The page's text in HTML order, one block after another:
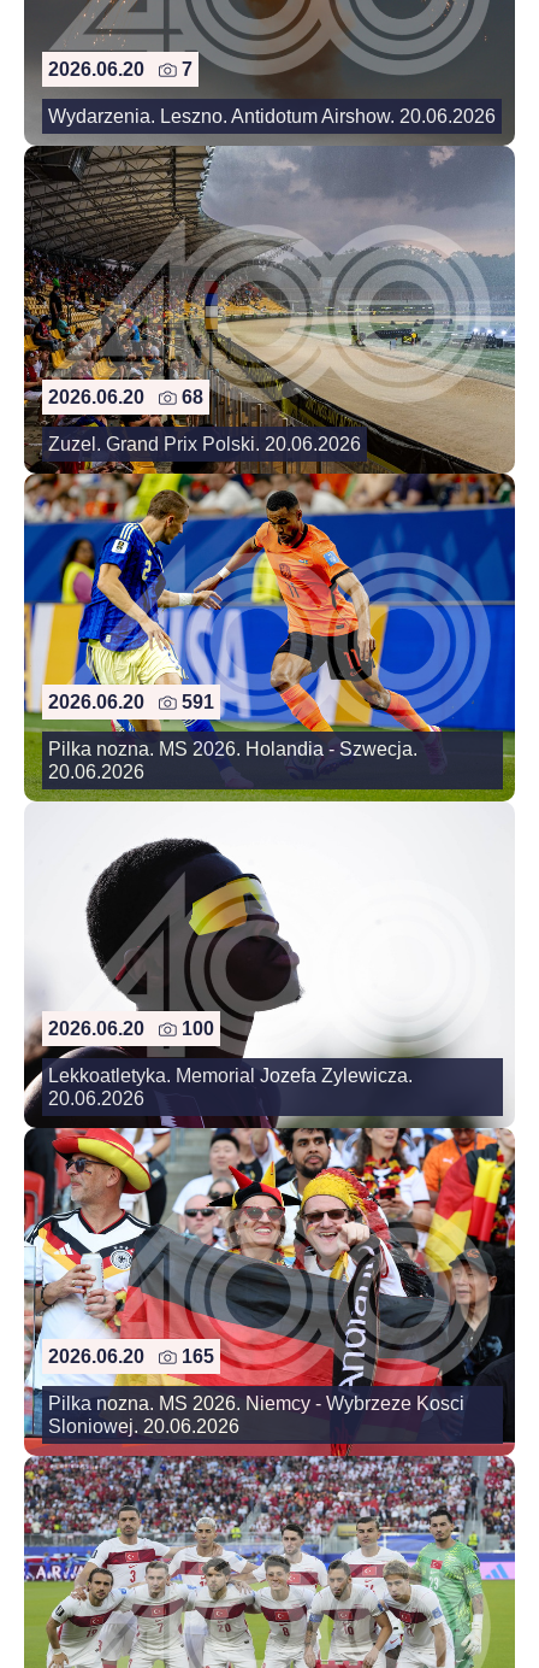
2026.06.20 7
Wydarzenia. Leszno. Antidotum Airshow. 20.06.2026
2026.06.20 68
Zuzel. Grand Prix Polski. 20.06.2026
2026.06.20 591
Pilka nozna. MS 2026. Holandia - Szwecja.
20.06.2026
2026.06.20 100
Lekkoatletyka. Memorial Jozefa Zylewicza.
20.06.2026
2026.06.20 165
Pilka nozna. MS 2026. Niemcy - Wybrzeze Kosci
Sloniowej. 20.06.2026